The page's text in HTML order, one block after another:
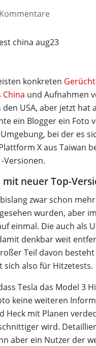
konkreten
China und Aufnahmen
USA, aber jetzt hat
ein Blogger ein Foto
bei der es
X aus Taiwan
Versionen.
neuer Top-
zwar schon
gesehen wurden, aber
einmal. Die auch als
denkbar weit
Teil davon
also für Hitzetests.
Tesla das Model 3
keine weiteren
Heck mit Planen
wird.
aber ein Nutzer der